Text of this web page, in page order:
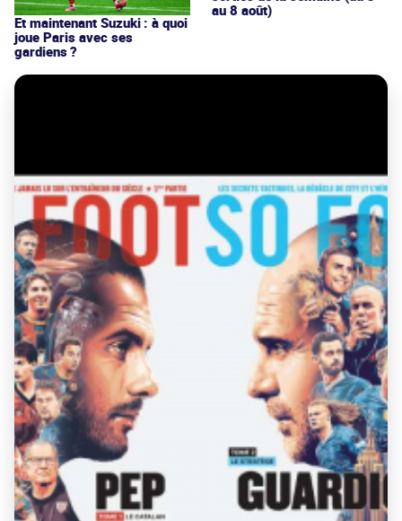
Et maintenant Suzuki : à quoi
joue Paris avec ses
gardiens ?
au 8 août)